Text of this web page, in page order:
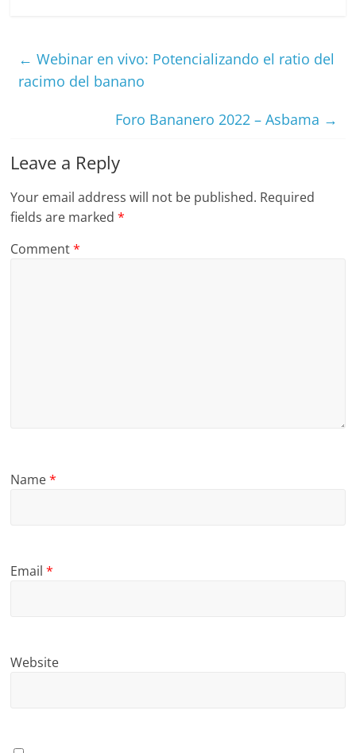
← Webinar en vivo: Potencializando el ratio del
racimo del banano
Foro Bananero 2022 – Asbama →
Leave a Reply
Your email address will not be published. Required
fields are marked*
Comment*
Name*
Email*
Website